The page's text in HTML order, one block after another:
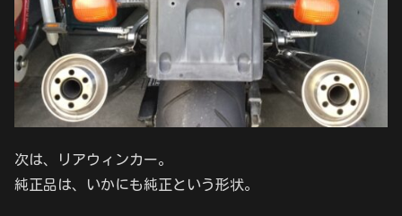
次は、リアウィンカー。
純正品は、いかにも純正という形状。